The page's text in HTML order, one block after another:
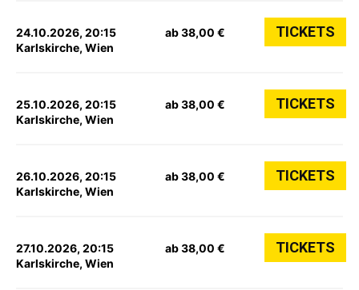
24.10.2026, 20:15
Karlskirche, Wien
ab 38,00 € TICKETS
25.10.2026, 20:15
Karlskirche, Wien
ab 38,00 € TICKETS
26.10.2026, 20:15
Karlskirche, Wien
ab 38,00 € TICKETS
27.10.2026, 20:15
Karlskirche, Wien
ab 38,00 € TICKETS